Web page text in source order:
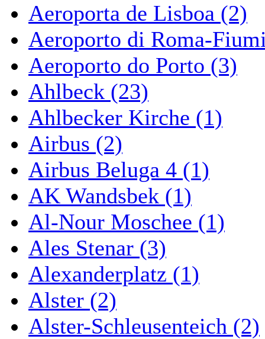
Aeroporta de Lisboa (2)
Aeroporto di Roma-
Aeroporto do Porto (3)
Ahlbeck (23)
Ahlbecker Kirche (1)
Airbus (2)
Airbus Beluga 4 (1)
AK Wandsbek (1)
Al-Nour Moschee (1)
Ales Stenar (3)
Alexanderplatz (1)
Alster (2)
Alster-Schleusenteich (2)